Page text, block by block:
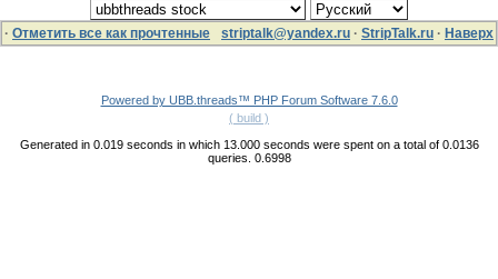
· Отметить все как прочтенные striptalk@yandex.ru · StripTalk.ru · Наверх
Powered by UBB.threads™ PHP Forum Software 7.6.0
( build )
Generated in 0.019 seconds in which 13.000 seconds were spent on a total of 0.0136
queries. 0.6998